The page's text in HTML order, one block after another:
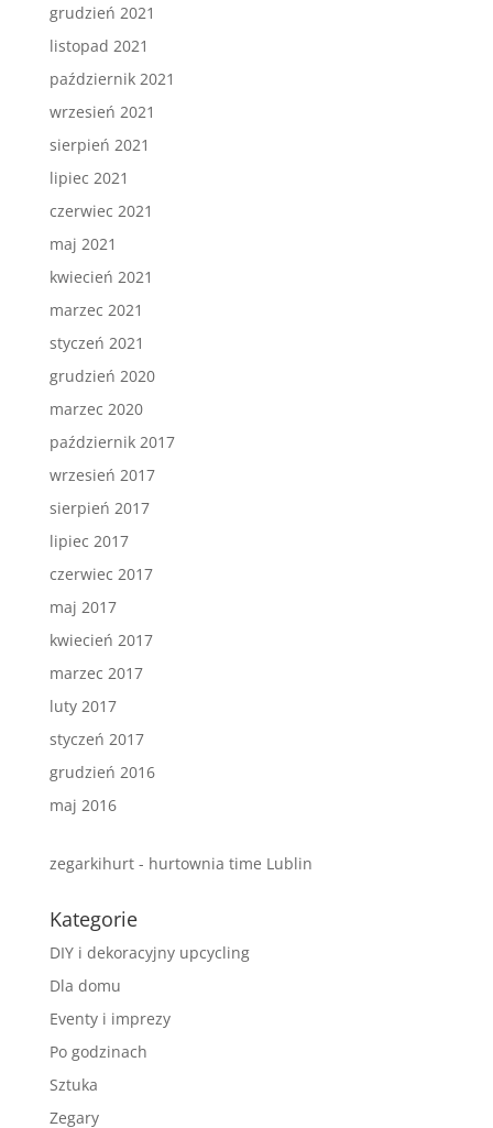
grudzień 2021
listopad 2021
październik 2021
wrzesień 2021
sierpień 2021
lipiec 2021
czerwiec 2021
maj 2021
kwiecień 2021
marzec 2021
styczeń 2021
grudzień 2020
marzec 2020
październik 2017
wrzesień 2017
sierpień 2017
lipiec 2017
czerwiec 2017
maj 2017
kwiecień 2017
marzec 2017
luty 2017
styczeń 2017
grudzień 2016
maj 2016
zegarkihurt - hurtownia time Lublin
Kategorie
DIY i dekoracyjny upcycling
Dla domu
Eventy i imprezy
Po godzinach
Sztuka
Zegary